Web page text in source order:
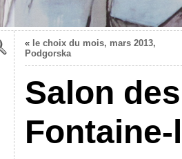
« le choix du mois, mars 2013,
Podgorska
Salon